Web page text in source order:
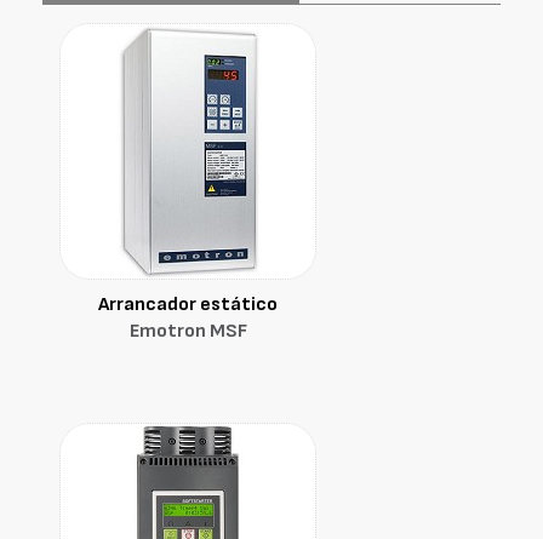
Arrancador estático
Emotron MSF